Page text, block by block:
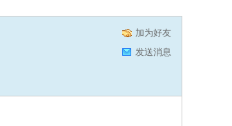
加为好友
发送消息